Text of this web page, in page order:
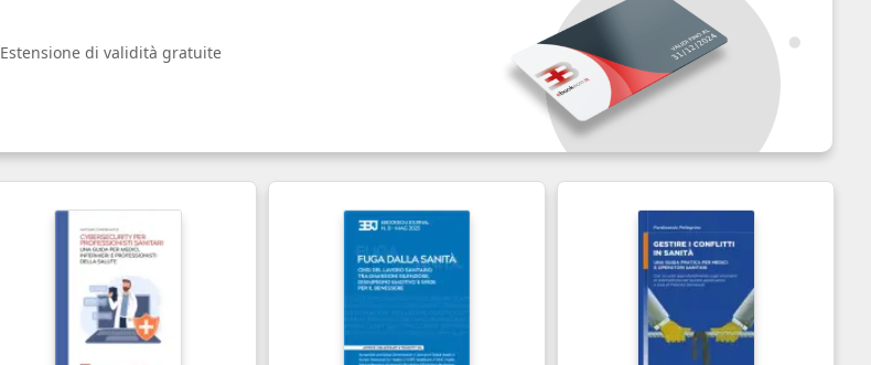
Estensione di validità gratuite